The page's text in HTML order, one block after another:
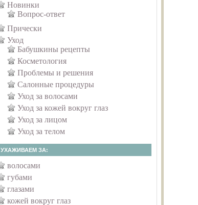
Новинки
Вопрос-ответ
Прически
Уход
Бабушкины рецепты
Косметология
Проблемы и решения
Салонные процедуры
Уход за волосами
Уход за кожей вокруг глаз
Уход за лицом
Уход за телом
УХАЖИВАЕМ ЗА:
волосами
губами
глазами
кожей вокруг глаз